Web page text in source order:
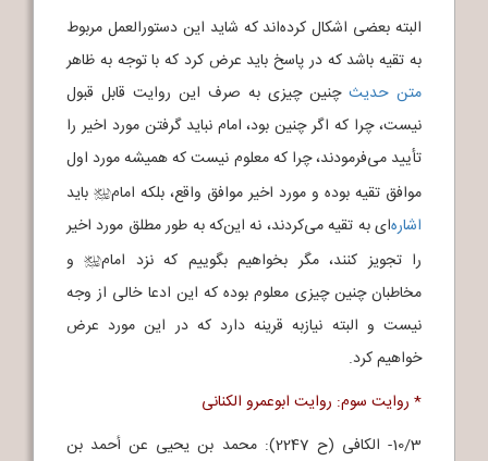
البته بعضی اشکال کرده‌اند که شاید این دستورالعمل مربوط
به تقیه باشد که در پاسخ باید عرض کرد که با توجه به ظاهر
متن حدیث چنین چیزی به صرف این روایت قابل قبول
نیست، چرا که اگر چنین بود، امام نباید گرفتن مورد اخیر را
تأیید می‌فرمودند، چرا که معلوم نیست که همیشه مورد اول
موافق تقیه بوده و مورد اخیر موافق واقع، بلکه امامj باید
اشاره‌ای به تقیه می‌کردند، نه این‌که به طور مطلق مورد اخیر
را تجویز کنند، مگر بخواهیم بگوییم که نزد امامjو
مخاطبان چنین چیزی معلوم بوده که این ادعا خالی از وجه
نیست و البته نیازبه قرینه دارد که در این مورد عرض
خواهیم کرد.
* روایت سوم: روایت ابوعمرو الکنانی
10/3- الکافی (ح 2247): محمد بن یحیی عن أحمد بن